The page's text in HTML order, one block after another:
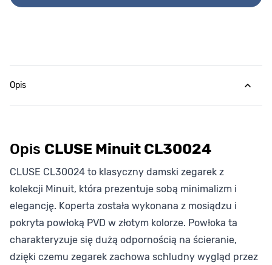
Opis
Opis CLUSE Minuit CL30024
CLUSE CL30024 to klasyczny damski zegarek z
kolekcji Minuit, która prezentuje sobą minimalizm i
elegancję. Koperta została wykonana z mosiądzu i
pokryta powłoką PVD w złotym kolorze. Powłoka ta
charakteryzuje się dużą odpornością na ścieranie,
dzięki czemu zegarek zachowa schludny wygląd przez